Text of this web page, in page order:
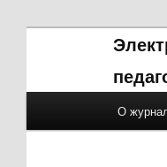
Skip
Skip
О